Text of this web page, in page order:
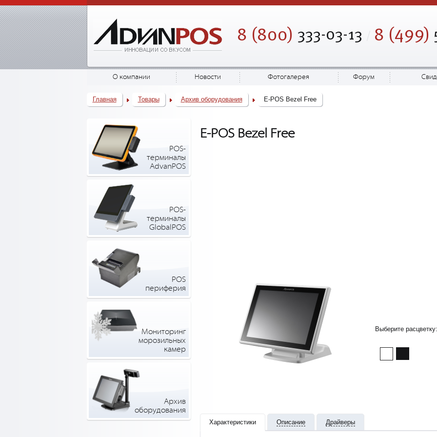
8 (800) 333-03-13 8 (499)
О компании Новости Фотогалерея Форум
Главная Товары Архив оборудования E-POS Bezel Free
POS-
терминалы
AdvanPOS
POS-
терминалы
GlobalPOS
POS
периферия
Мониторинг
морозильных
камер
Архив
оборудования
E-POS Bezel Free
Выберите
Характеристики Описание Драйверы